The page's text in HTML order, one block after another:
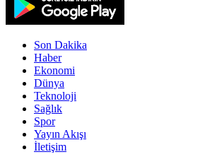
Son Dakika
Haber
Ekonomi
Dünya
Teknoloji
Sağlık
Spor
Yayın Akışı
İletişim